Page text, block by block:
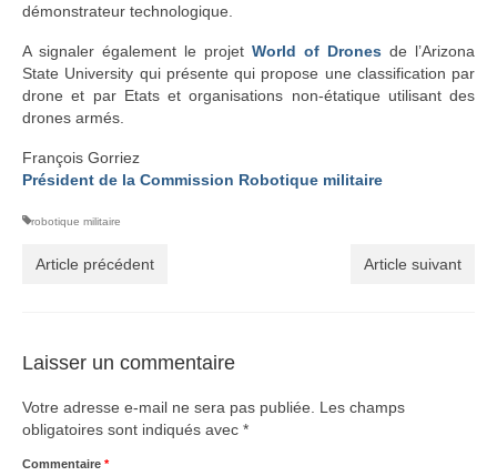
démonstrateur technologique.
A signaler également le projet World of Drones de l’Arizona
State University qui présente qui propose une classification par
drone et par Etats et organisations non-étatique utilisant des
drones armés.
François Gorriez
Président de la Commission Robotique militaire
robotique militaire
Article précédent Article suivant
Laisser un commentaire
Votre adresse e-mail ne sera pas publiée.
Les champs
obligatoires sont indiqués avec *
Commentaire *